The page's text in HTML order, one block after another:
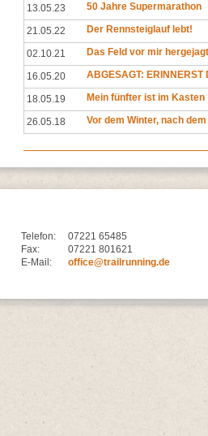
13.05.23 50 Jahre Supermarathon
21.05.22 Der Rennsteiglauf lebt!
02.10.21 Das Feld vor mir hergejagt
16.05.20 ABGESAGT: ERINNERST
18.05.19 Mein fünfter ist im Kasten
26.05.18 Vor dem Winter, nach
Telefon:
07221 65485
Fax:
07221 801621
E-Mail:
office@trailrunning.de